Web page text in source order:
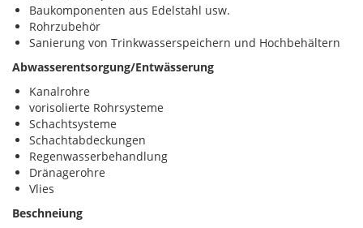
Baukomponenten aus Edelstahl usw.
Rohrzubehör
Sanierung von Trinkwasserspeichern und Hochbehältern
Abwasserentsorgung/Entwässerung
Kanalrohre
vorisolierte Rohrsysteme
Schachtsysteme
Schachtabdeckungen
Regenwasserbehandlung
Dränagerohre
Vlies
Beschneiung